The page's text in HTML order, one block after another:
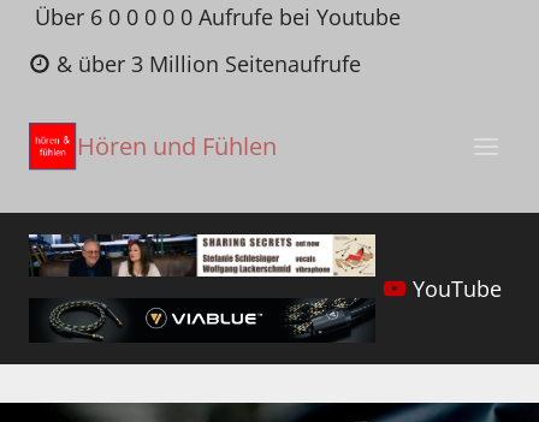
Zum
Inhalt
springen
Über 6 0 0 0 0 0 Aufrufe bei Youtube
& über 3 Million Seitenaufrufe
Hören und Fühlen
YouTube